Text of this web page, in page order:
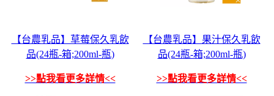
【台農乳品】草莓保久乳飲
品(24瓶-箱;200ml-瓶)
>>點我看更多詳情<<
【台農乳品】果汁保久乳飲
品(24瓶-箱;200ml-瓶)
>>點我看更多詳情<<